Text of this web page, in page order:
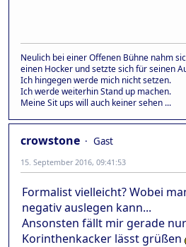
Neulich bei einer Offenen Bühne nahm
einen Hocker und setzte sich für seinen
Ich hingegen werde mich nicht setzen.
Ich werde weiterhin Stand up machen.
Meine Sit ups will auch keiner sehen ...
crowstone
Gast
15. September 2016, 09:41:53
Formalist vielleicht? Wobei
negativ auslegen kann...
Ansonsten fällt mir gerade
Korinthenkacker lässt grüßen